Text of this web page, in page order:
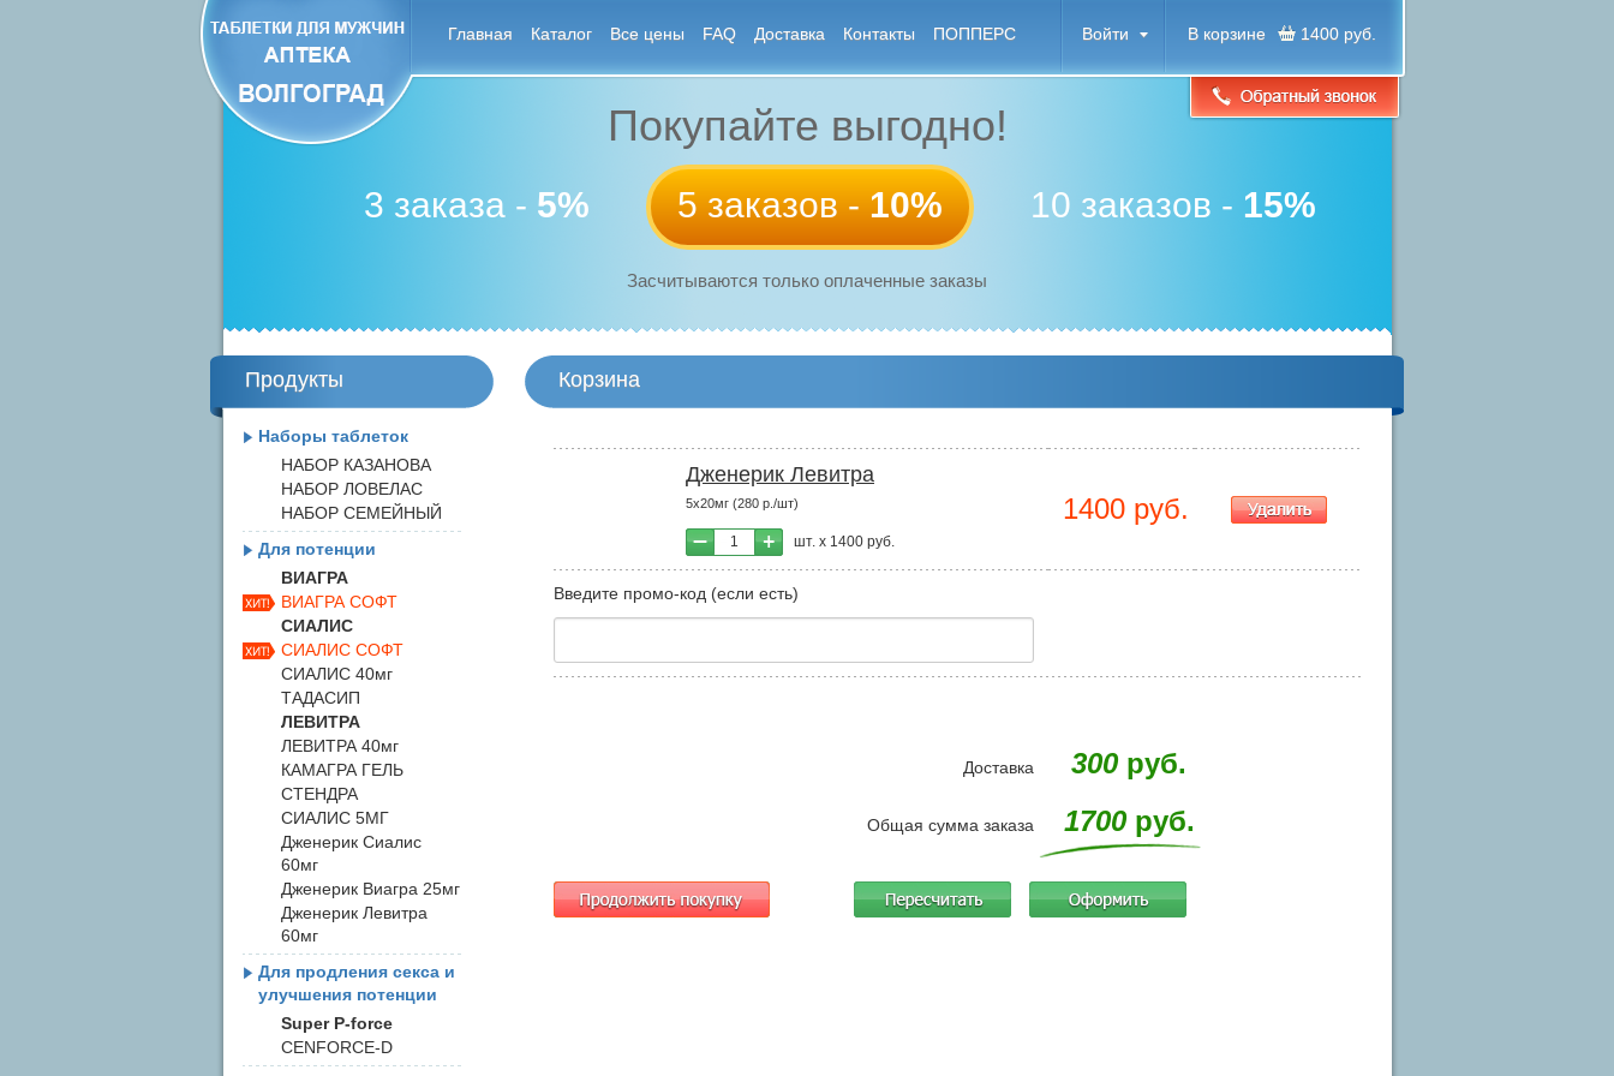
Главная Каталог Все цены FAQ Доставка Контакты ПОППЕРС В корзине 1400 руб.
Войти
Покупайте выгодно!
3 заказа - 5% 5 заказов -10% 10 заказов - 15%
Засчитываются только оплаченные заказы
Корзина
Дженерик Левитра
5х20мг (280 р./шт)
1 шт. х 1400 руб.
1400 руб.
Введите промо-код (если есть)
Доставка 300 руб.
Общая сумма заказа 1700руб.
Продукты
Наборы таблеток
НАБОР КАЗАНОВА
НАБОР ЛОВЕЛАС
НАБОР СЕМЕЙНЫЙ
Для потенции
ВИАГРА
ВИАГРА СОФТ
СИАЛИС
СИАЛИС СОФТ
СИАЛИС 40мг
ТАДАСИП
ЛЕВИТРА
ЛЕВИТРА 40мг
КАМАГРА ГЕЛЬ
СТЕНДРА
СИАЛИС 5МГ
Дженерик Сиалис
60мг
Дженерик Виагра 25мг
Дженерик Левитра
60мг
Для продления секса и
улучшения потенции
Super P-force
CENFORCE-D